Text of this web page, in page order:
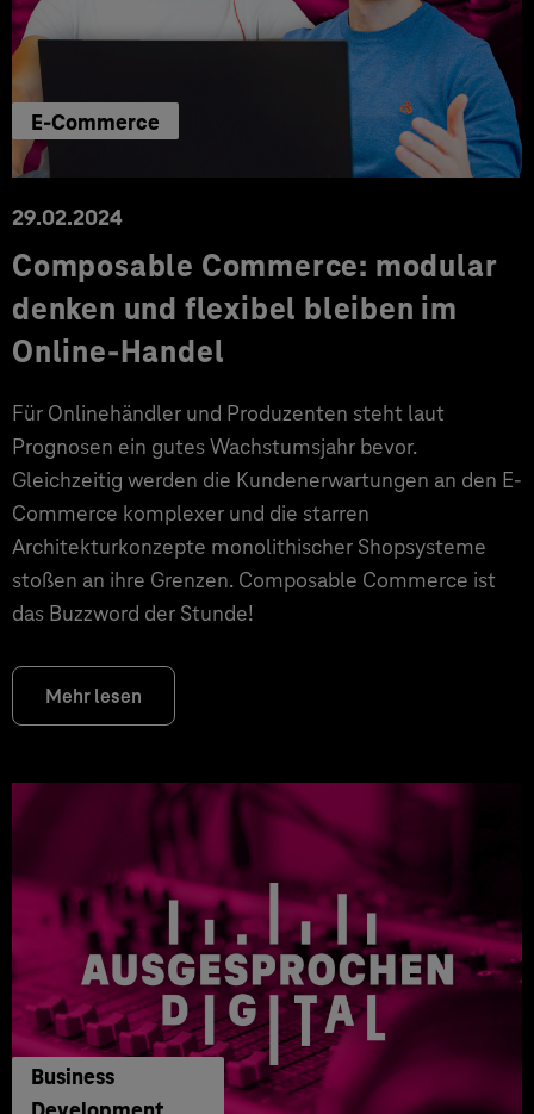
E-Commerce
29.02.2024
Composable Commerce: modular
denken und flexibel bleiben im
Online-Handel
Für Onlinehändler und Produzenten steht laut
Prognosen ein gutes Wachstumsjahr bevor.
Gleichzeitig werden die Kundenerwartungen an den E-
Commerce komplexer und die starren
Architekturkonzepte monolithischer Shopsysteme
stoßen an ihre Grenzen. Composable Commerce ist
das Buzzword der Stunde!
Mehr lesen
Business